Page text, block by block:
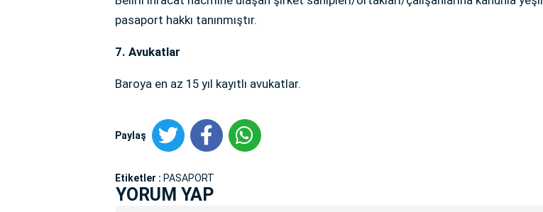
pasaport hakkı tanınmıştır.
7. Avukatlar
Baroya en az 15 yıl kayıtlı avukatlar.
Paylaş
Etiketler : PASAPORT
YORUM YAP